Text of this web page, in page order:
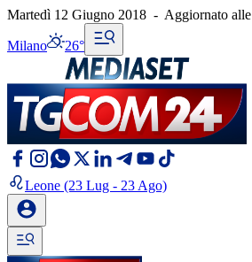
Martedì 12 Giugno 2018 - Aggiornato alle
Milano 26°
Leone (23 Lug - 23 Ago)